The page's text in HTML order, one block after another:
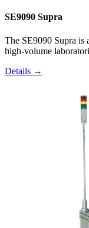
SE9090 Supra
The SE9090 Supra is
high-volume
Details →